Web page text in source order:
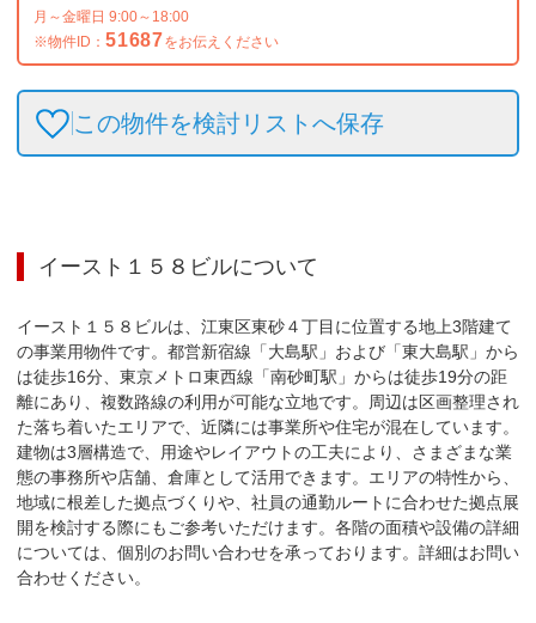
月～金曜日 9:00～18:00
※物件ID： 51687をお伝えください
この物件を検討リストへ保存
イースト１５８ビルについて
イースト１５８ビルは、江東区東砂４丁目に位置する地上3階建て
の事業用物件です。都営新宿線「大島駅」および「東大島駅」から
は徒歩16分、東京メトロ東西線「南砂町駅」からは徒歩19分の距
離にあり、複数路線の利用が可能な立地です。周辺は区画整理され
た落ち着いたエリアで、近隣には事業所や住宅が混在しています。
建物は3層構造で、用途やレイアウトの工夫により、さまざまな業
態の事務所や店舗、倉庫として活用できます。エリアの特性から、
地域に根差した拠点づくりや、社員の通勤ルートに合わせた拠点展
開を検討する際にもご参考いただけます。各階の面積や設備の詳細
については、個別のお問い合わせを承っております。詳細はお問い
合わせください。